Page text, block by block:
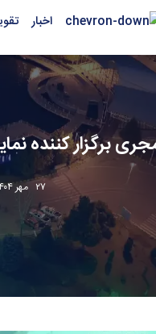
اخبار
برگزار کننده
۲۷ مهر ۱۴۰۴